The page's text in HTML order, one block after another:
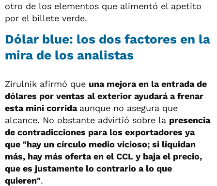
otro de los elementos que alimentó el apetito
por el billete verde.
Dólar blue: los dos factores en la
mira de los analistas
Zirulnik afirmó que una mejora en la entrada de
dólares por ventas al exterior ayudará a frenar
esta mini corrida aunque no asegura que
alcance. No obstante advirtió sobre la presencia
de contradicciones para los exportadores ya
que "hay un círculo medio vicioso; si liquidan
más, hay más oferta en el CCL y baja el precio,
que es justamente lo contrario a lo que
quieren".